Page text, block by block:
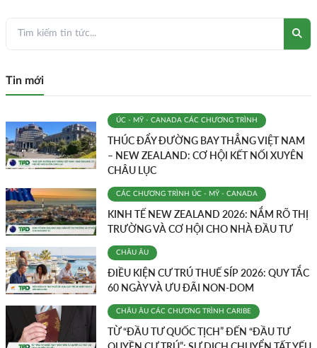
Tin mới
ÚC - MỸ - CANADA CÁC CHƯƠNG TRÌNH
THÚC ĐẨY ĐƯỜNG BAY THẲNG VIỆT NAM
– NEW ZEALAND: CƠ HỘI KẾT NỐI XUYÊN
CHÂU LỤC
CÁC CHƯƠNG TRÌNH ÚC - MỸ - CANADA
KINH TẾ NEW ZEALAND 2026: NẮM RÕ THỊ
TRƯỜNG VÀ CƠ HỘI CHO NHÀ ĐẦU TƯ
CHÂU ÂU
ĐIỀU KIỆN CƯ TRÚ THUẾ SÍP 2026: QUY TẮC
60 NGÀY VÀ ƯU ĐÃI NON-DOM
CHÂU ÂU CÁC CHƯƠNG TRÌNH CARIBE
TỪ “ĐẦU TƯ QUỐC TỊCH” ĐẾN “ĐẦU TƯ